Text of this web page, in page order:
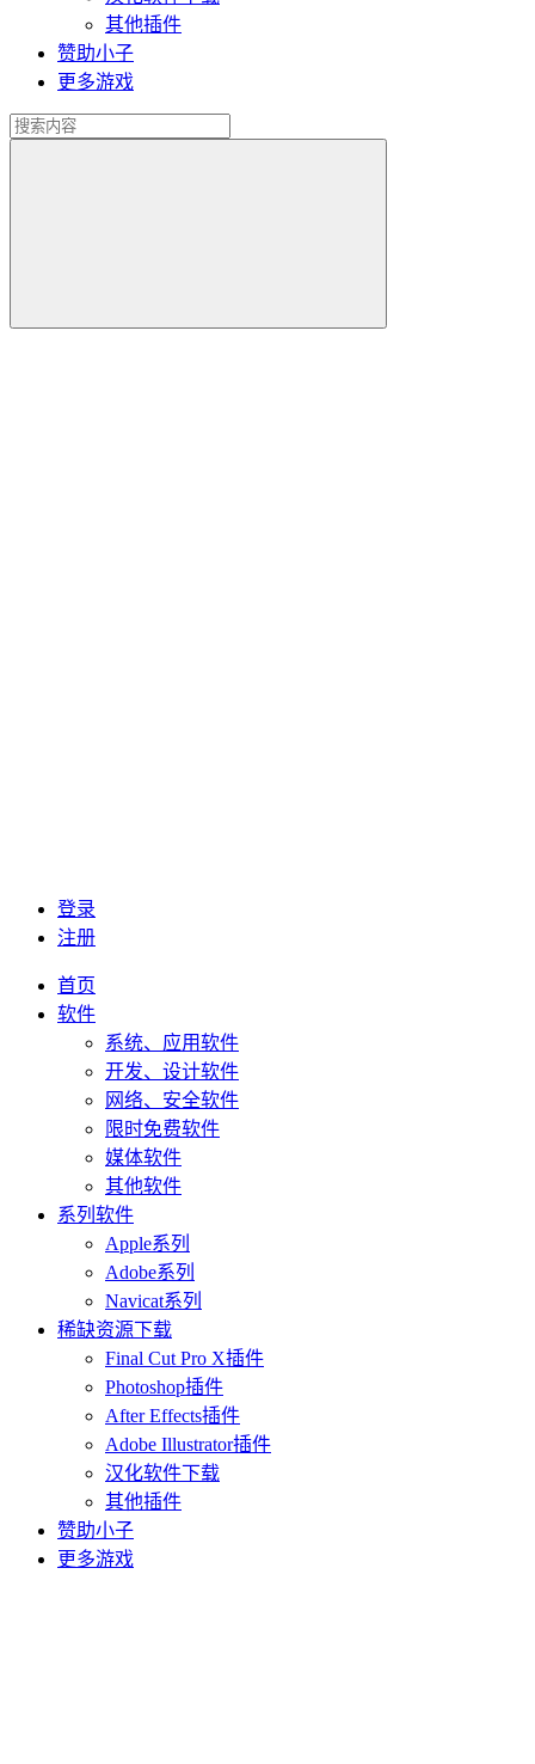
其他插件
赞助小子
更多游戏
登录
注册
首页
软件
系统、应用软件
开发、设计软件
网络、安全软件
限时免费软件
媒体软件
其他软件
系列软件
Apple系列
Adobe系列
Navicat系列
稀缺资源下载
Final Cut Pro X插件
Photoshop插件
After Effects插件
Adobe Illustrator插件
汉化软件下载
其他插件
赞助小子
更多游戏